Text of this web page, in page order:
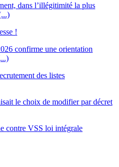
dans l’illégitimité la plus
!
confirme une orientation
des listes
le choix de modifier par décret
contre VSS loi intégrale